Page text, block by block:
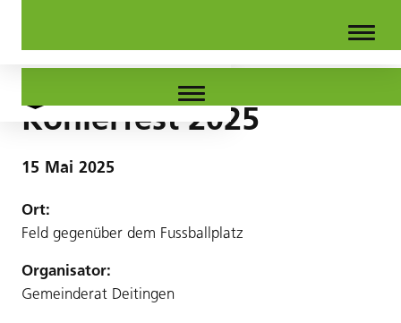
Köhlerfest 2025
15 Mai 2025
Ort:
Feld gegenüber dem Fussballplatz
Organisator:
Gemeinderat Deitingen